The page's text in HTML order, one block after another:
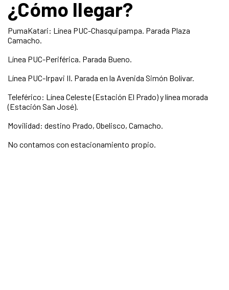
¿Cómo llegar?
PumaKatari: Línea PUC-Chasquipampa. Parada Plaza
Camacho.
Línea PUC-Periférica. Parada Bueno.
Línea PUC-Irpavi II. Parada en la Avenida Simón Bolívar.
Teleférico: Línea Celeste (Estación El Prado) y línea morada
(Estación San José).
Movilidad: destino Prado, Obelisco, Camacho.
No contamos con estacionamiento propio.